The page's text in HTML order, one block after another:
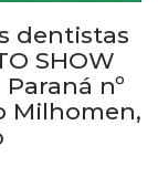
dentistas
SHOW
nº
Milhomen,